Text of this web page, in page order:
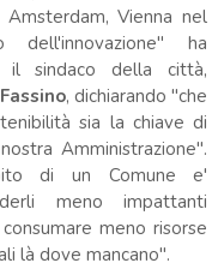
Amsterdam, Vienna nel
dell'innovazione" ha
il sindaco della città,
, dichiarando "che
sia la chiave di
Amministrazione".
di un Comune e'
meno impattanti
meno risorse
là dove mancano".